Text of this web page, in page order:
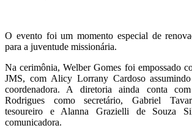
O evento foi um momento especial de
para a juventude missionária.
Na cerimônia, Welber Gomes foi empossado
JMS, com Alicy Lorrany Cardoso
coordenadora. A diretoria ainda conta
Rodrigues como secretário, Gabriel
tesoureiro e Alanna Grazielli de Souza
comunicadora.